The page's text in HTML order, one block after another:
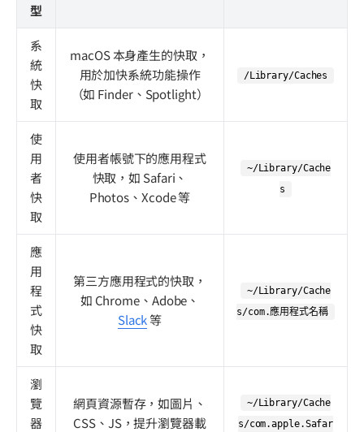
型
系
統
快
取
macOS 本身產生的快取，
用於加快系統功能操作
（如 Finder、Spotlight）
/Library/Caches
使
用
者
快
取
使用者帳號下的應用程式
快取，如 Safari、
Photos、Xcode 等
~/Library/Cache
s
應
用
程
式
快
取
第三方應用程式的快取，
如 Chrome、Adobe、
Slack等
~/Library/Cache
s/com.應用程式名稱
瀏
覽
器
網頁資源暫存，如圖片、
CSS、JS，提升瀏覽器載
~/Library/Cache
s/com.apple.Safar